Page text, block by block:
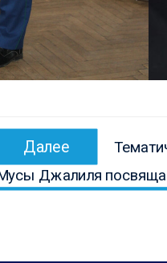
Далее
запись:
Джалиля